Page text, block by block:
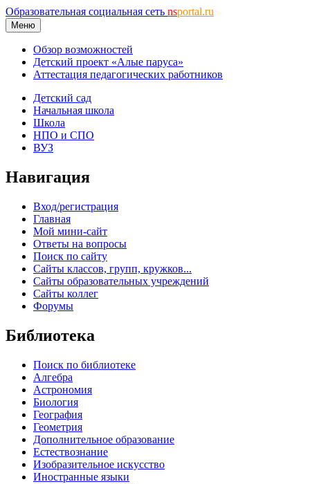
Образовательная социальная сеть nsportal.ru
Меню
Обзор возможностей
Детский проект «Алые паруса»
Аттестация педагогических работников
Детский сад
Начальная школа
Школа
НПО и СПО
ВУЗ
Навигация
Вход/регистрация
Главная
Мой мини-сайт
Ответы на вопросы
Поиск по сайту
Сайты классов, групп, кружков...
Сайты образовательных учреждений
Сайты коллег
Форумы
Библиотека
Поиск по библиотеке
Алгебра
Астрономия
Биология
География
Геометрия
Дополнительное образование
Естествознание
Изобразительное искусство
Иностранные языки